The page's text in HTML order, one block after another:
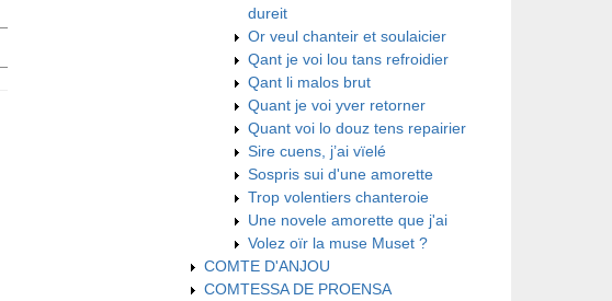
dureit
Or veul chanteir et soulaicier
Qant je voi lou tans refroidier
Qant li malos brut
Quant je voi yver retorner
Quant voi lo douz tens repairier
Sire cuens, j’ai vïelé
Sospris sui d'une amorette
Trop volentiers chanteroie
Une novele amorette que j'ai
Volez oïr la muse Muset ?
COMTE D'ANJOU
COMTESSA DE PROENSA